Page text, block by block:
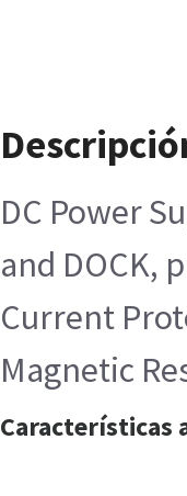
DC Power
and DOCK,
Current
Magnetic
Características